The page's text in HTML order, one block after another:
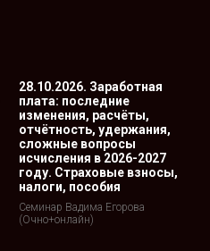
28.10.2026. Заработная
плата: последние
изменения, расчёты,
отчётность, удержания,
сложные вопросы
исчисления в 2026-2027
году. Страховые взносы,
налоги, пособия
Семинар Вадима Егорова
(Очно+онлайн)